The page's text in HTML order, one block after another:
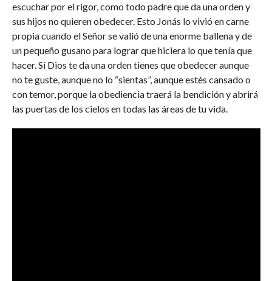
escuchar por el rigor, como todo padre que da una orden y
sus hijos no quieren obedecer. Esto Jonás lo vivió en carne
propia cuando el Señor se valió de una enorme ballena y de
un pequeño gusano para lograr que hiciera lo que tenía que
hacer. Si Dios te da una orden tienes que obedecer aunque
no te guste, aunque no lo “sientas”, aunque estés cansado o
con temor, porque la obediencia traerá la bendición y abrirá
las puertas de los cielos en todas las áreas de tu vida.